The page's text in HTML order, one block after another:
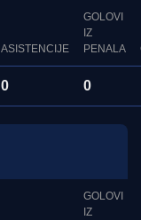
ASISTENCIJE
GOLOVI
IZ
PENALA
0 0
GOLOVI
IZ